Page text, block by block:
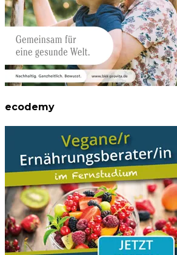
ecodemy